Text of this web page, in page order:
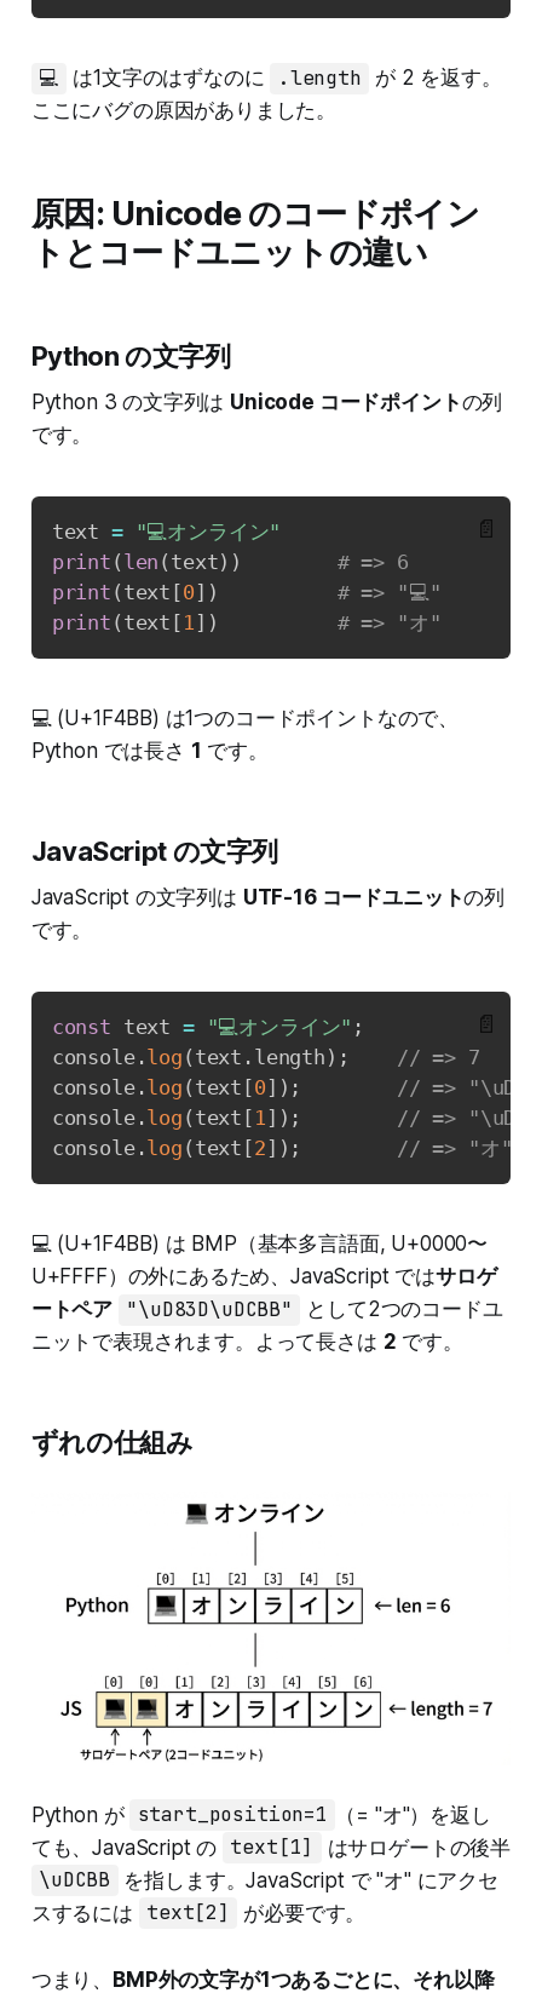
💻 は1文字のはずなのに .length
が 2 を返す。
ここにバグの原因がありました。
原因: Unicode のコードポイン
トとコードユニットの違い
Python の文字列
Python 3 の文字列は Unicode コードポイントの列
です。
text =
"💻オンライン"
print ( len ( text) )
# => 6
print ( text [0 ] )
# => "💻"
print ( text [ 1 ] ) # => "オ"
📄
💻 (U+1F4BB) は1つのコードポイントなので、
Python では長さ 1 です。
JavaScript の文字列
JavaScript の文字列は UTF-16 コードユニットの列
です。
const text = "💻オンライン" ;
console.log ( text . length ) ;
// => 7
console.log ( text [0 ] ) ;
// =>
console.log ( text [ 1 ] ) ;
// =>
console.log ( text [2 ] ) ; // => "オ"
📄
💻 (U+1F4BB) は BMP（基本多言語面, U+0000〜
U+FFFF）の外にあるため、JavaScript ではサロゲ
ートペア
"\uD83D\uDCBB"
として2つのコードユ
ニットで表現されます。よって長さは 2 です。
ずれの仕組み
Python が start_position=1
（= "オ"）を返し
ても、JavaScript の text[1] はサロゲートの後半
\uDCBB
を指します。JavaScript で "オ" にアクセ
スするには
text[2] が必要です。
つまり、 BMP外の文字が1つあるごとに、それ以降